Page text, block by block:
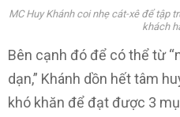
MC Huy Khánh coi nhẹ cát-xê để tập
khách
Bên cạnh đó để có thể từ
dạn,” Khánh dồn hết tâm
khó khăn để đạt được 3